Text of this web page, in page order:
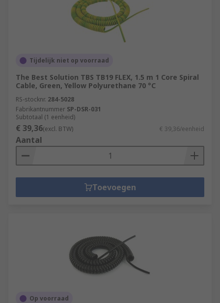
Tijdelijk niet op voorraad
The Best Solution TBS TB19 FLEX, 1.5 m 1 Core Spiral
Cable, Green, Yellow Polyurethane 70 °C
RS-stocknr. 284-5028
Fabrikantnummer SP-DSR-031
Subtotaal (1 eenheid)
€ 39,36(excl. BTW) € 39,36/eenheid
Aantal
Toevoegen
Op voorraad